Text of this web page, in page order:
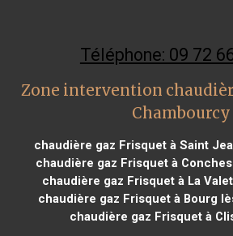
Téléphone: 09 72
Zone intervention
Chambourcy
chaudière gaz Frisquet à Saint
chaudière gaz Frisquet à
chaudière gaz Frisquet à La
chaudière gaz Frisquet à Bourg
chaudière gaz Frisquet à